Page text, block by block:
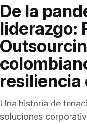
De la
liderazgo:
resiliencia
Una historia de
soluciones